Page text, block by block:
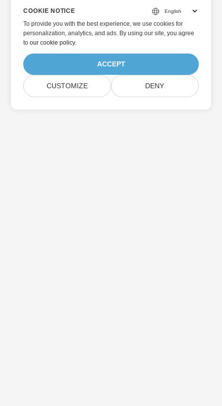
COOKIE NOTICE
To provide you with the best experience, we use cookies for
personalization, analytics, and ads. By using our site, you agree
toour cookie policy.
ACCEPT
CUSTOMIZE DENY